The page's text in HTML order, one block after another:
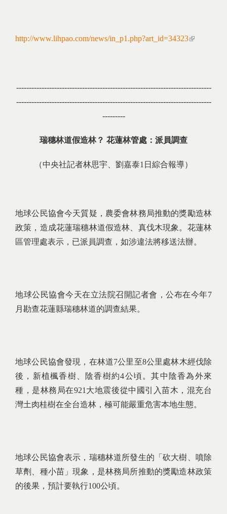
http://www.lihpao.com/news/in_p1.php?art_id=34323(link is
-----------------------------------------------------------------------------
-----------------------------------------------------------------------------
---------
瑞穗林道假造林？ 花蓮林管處：派員調查
（中央社記者林思宇、劉嘉泰1日綜合報導）
地球公民協會今天質疑，農委會林務局推動的獎勵造林
政策，造成花蓮瑞穗林道假造林、真伐木現象。花蓮林
區管理處表示，已派員調查，如涉違法將移送法辦。
地球公民協會今天在立法院召開記者會，公布在今年7
月勘查花蓮縣瑞穗林道的調查結果。
地球公民協會發現，在林道7公里至8公里處林木經伐除
後，新植楓香樹、陰香樹約4公頃。其中陰香為外來
種，是林務局在921大地震後從中國引入苗木，混充台
灣土肉桂樹在全台造林，極可能嚴重危害本地生態。
地球公民協會表示，瑞穗林道所發生的「砍大樹、噴除
草劑、種小苗」現象，是林務局所推動的獎勵造林政策
的後果，預計要執行100公頃。